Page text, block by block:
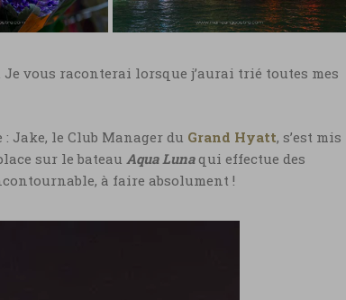
pour
©
Hong Kong derniers
jours année du tigre ©
Ostre
vous raconterai lorsque j’aurai trié toutes mes
Jake, le Club Manager du Grand Hyatt, s’est mis
sur le bateau Aqua Lunaqui effectue des
à faire absolument !